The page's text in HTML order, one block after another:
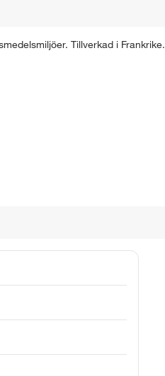
Tillverkad i Frankrike.